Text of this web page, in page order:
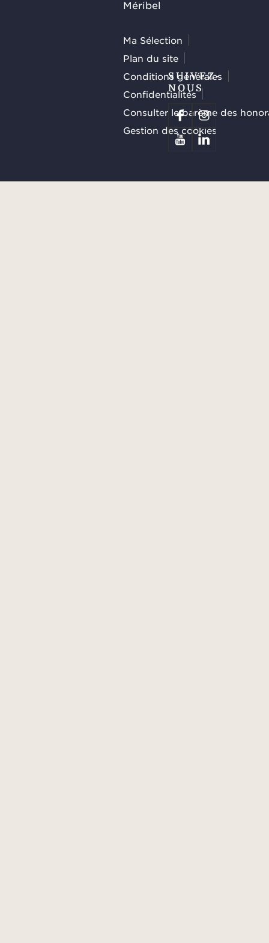
Méribel
Ma Sélection
Plan du site
Conditions générales
Confidentialités
Consulter le barème des
Gestion des cookies
SUIVEZ-
NOUS